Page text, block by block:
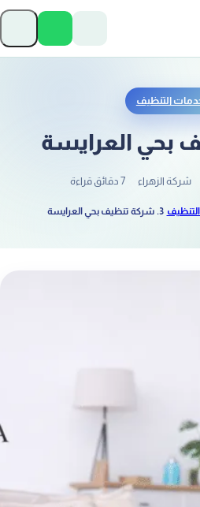
التنظيف
بحي العرايسة
شركة الزهراء 7 دقائق قراءة
شركة تنظيف بحي العرايسة